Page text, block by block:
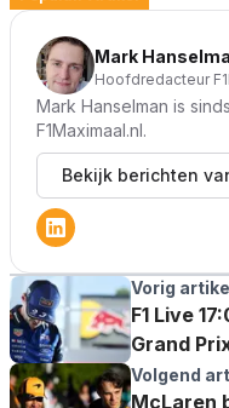
Mark
Hoofdredacteur
Mark Hanselman is
F1Maximaal.nl.
Bekijk berichten
Vorig
F1 Live
Grand
Volgend
McLaren